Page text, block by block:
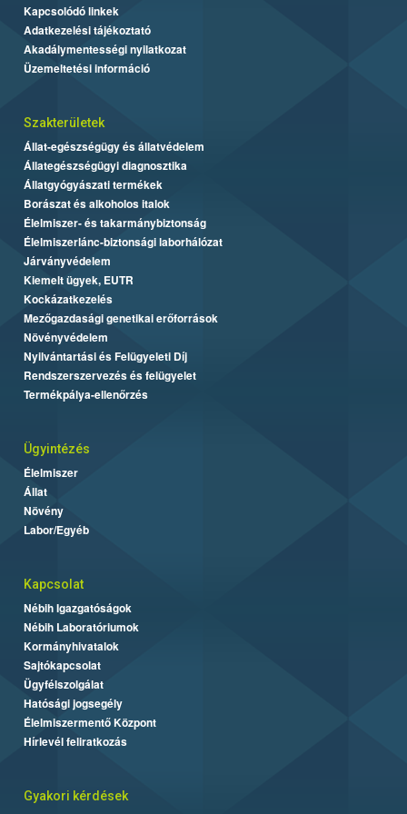
Kapcsolódó linkek
Adatkezelési tájékoztató
Akadálymentességi nyilatkozat
Üzemeltetési információ
Szakterületek
Állat-egészségügy és állatvédelem
Állategészségügyi diagnosztika
Állatgyógyászati termékek
Borászat és alkoholos italok
Élelmiszer- és takarmánybiztonság
Élelmiszerlánc-biztonsági laborhálózat
Járványvédelem
Kiemelt ügyek, EUTR
Kockázatkezelés
Mezőgazdasági genetikai erőforrások
Növényvédelem
Nyilvántartási és Felügyeleti Díj
Rendszerszervezés és felügyelet
Termékpálya-ellenőrzés
Ügyintézés
Élelmiszer
Állat
Növény
Labor/Egyéb
Kapcsolat
Nébih Igazgatóságok
Nébih Laboratóriumok
Kormányhivatalok
Sajtókapcsolat
Ügyfélszolgálat
Hatósági jogsegély
Élelmiszermentő Központ
Hírlevél feliratkozás
Gyakori kérdések